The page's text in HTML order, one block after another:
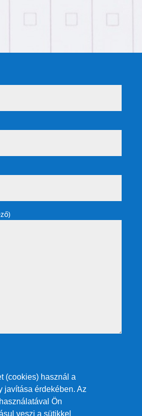
(cookies) használ a
javítása érdekében. Az
Ön
veszi a sütikkel